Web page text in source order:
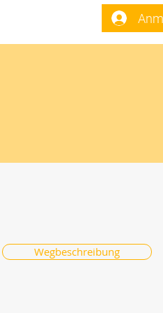
Wegbeschreibung